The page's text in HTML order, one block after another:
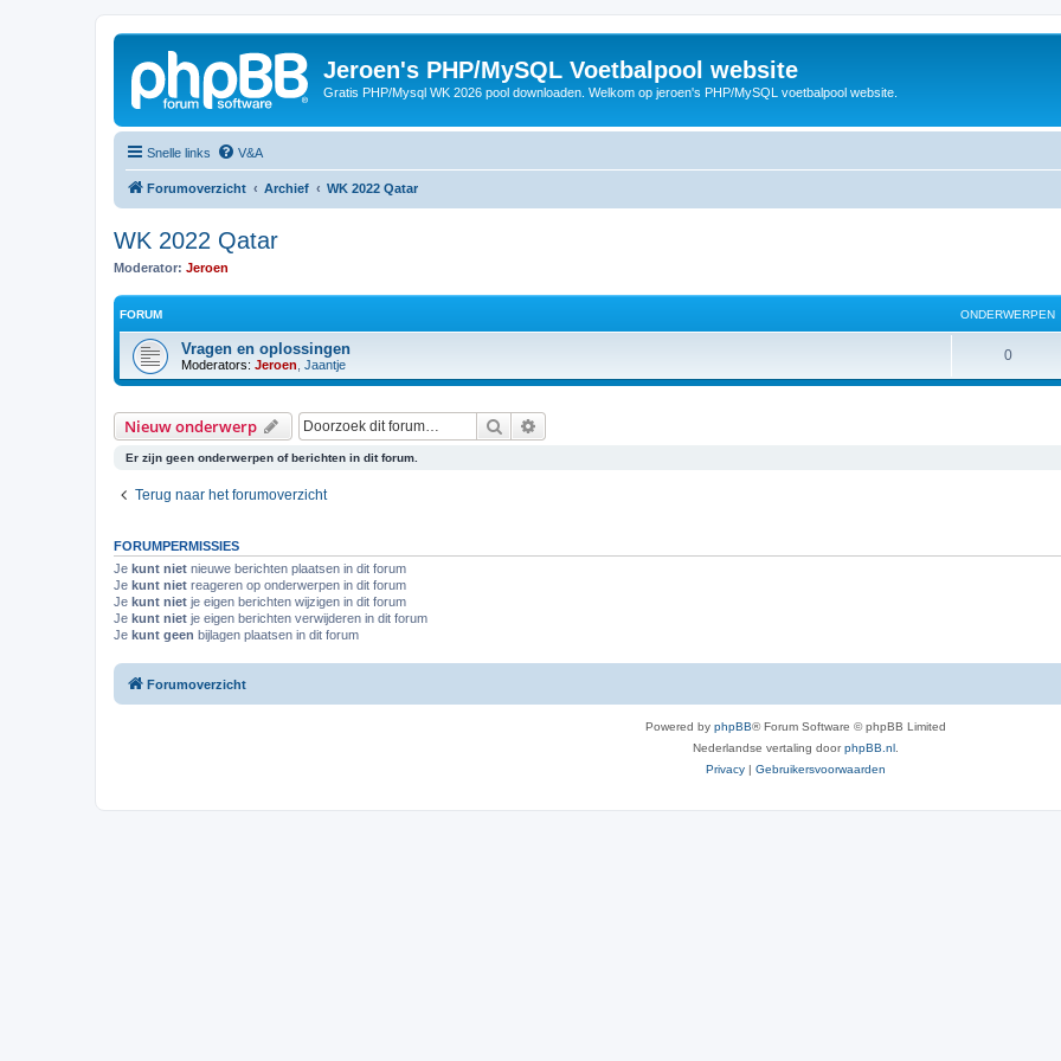
Jeroen's PHP/MySQL Voetbalpool website
Gratis PHP/Mysql WK 2026 pool downloaden. Welkom op jeroen's PHP/MySQL voetbalpool website.
Snelle links V&A
Forumoverzicht Archief WK 2022 Qatar
WK 2022 Qatar
Moderator: Jeroen
FORUM ONDERWERPEN
Vragen en oplossingen
Moderators: Jeroen Jaantje
0O
n
n
Nieuw onderwerp Zoek
Er zijn geen onderwerpen of berichten in dit forum.
Terug naar het forumoverzicht
FORUMPERMISSIES
Je kunt niet nieuwe berichten plaatsen in dit forum
Je kunt niet reageren op onderwerpen in dit forum
Je kunt niet je eigen berichten wijzigen in dit forum
Je kunt niet je eigen berichten verwijderen in dit forum
Je kunt geen bijlagen plaatsen in dit forum
Forumoverzicht
Powered by phpBB® Forum Software © phpBB Limited
Nederlandse vertaling doorphpBB.nl
Privacy | Gebruikersvoorwaarden